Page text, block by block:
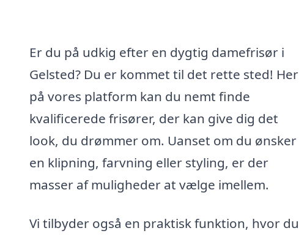
Er du på udkig efter en dygtig damefrisør i
Gelsted? Du er kommet til det rette sted! Her
på vores platform kan du nemt finde
kvalificerede frisører, der kan give dig det
look, du drømmer om. Uanset om du ønsker
en klipning, farvning eller styling, er der
masser af muligheder at vælge imellem.
Vi tilbyder også en praktisk funktion, hvor du